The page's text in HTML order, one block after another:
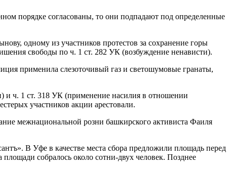
порядке согласованы, то они подпадают под определенные
одному из участников протестов за сохранение горы
свободы по ч. 1 ст. 282 УК (возбуждение ненависти).
применила слезоточивый газ и светошумовые гранаты,
и ч. 1 ст. 318 УК (применение насилия в отношении
участников акции арестовали.
межнациональной розни башкирского активиста Фаиля
В Уфе в качестве места сбора предложили площадь перед
собралось около сотни-двух человек. Позднее